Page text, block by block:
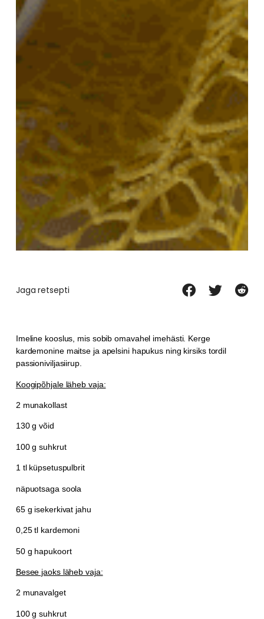
Jaga retsepti
Imeline kooslus, mis sobib omavahel imehästi. Kerge
kardemonine maitse ja apelsini hapukus ning kirsiks tordil
passioniviljasiirup.
Koogipõhjale läheb vaja:
2 munakollast
130 g võid
100 g suhkrut
1 tl küpsetuspulbrit
näpuotsaga soola
65 g isekerkivat jahu
0,25 tl kardemoni
50 g hapukoort
Besee jaoks läheb vaja:
2 munavalget
100 g suhkrut